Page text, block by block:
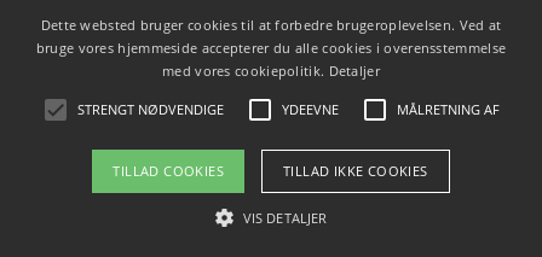
-50% -50%
Dette websted bruger cookies til at forbedre brugeroplevelsen. Ved at
bruge vores hjemmeside accepterer du alle cookies i overensstemmelse
med vores cookiepolitik. Detaljer
STRENGT NØDVENDIGE YDEEVNE MÅLRETNING AF
TILLAD COOKIES TILLAD IKKE COOKIES
VIS DETALJER